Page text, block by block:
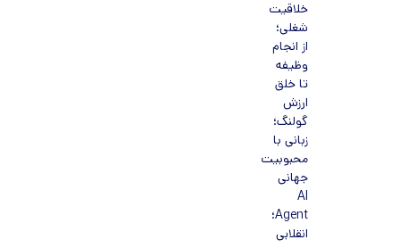
خلاقیت
شغلی؛
از انجام
وظیفه
تا خلق
ارزش
گولنگ؛
زبانی با
محبوبیت
جهانی
AI
Agent؛
انقلابی